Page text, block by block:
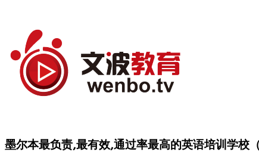
墨尔本最负责,最有效,通过率最高的英语培训学校